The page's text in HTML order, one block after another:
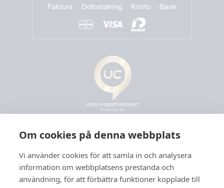
Om cookies på denna webbplats
Vi använder cookies för att samla in och analysera
information om webbplatsens prestanda och
användning, för att förbättra funktioner kopplade till